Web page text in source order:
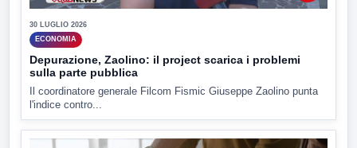
30 LUGLIO 2026
ECONOMIA
Depurazione, Zaolino: il project scarica i problemi
sulla parte pubblica
Il coordinatore generale Filcom Fismic Giuseppe Zaolino punta
l'indice contro...